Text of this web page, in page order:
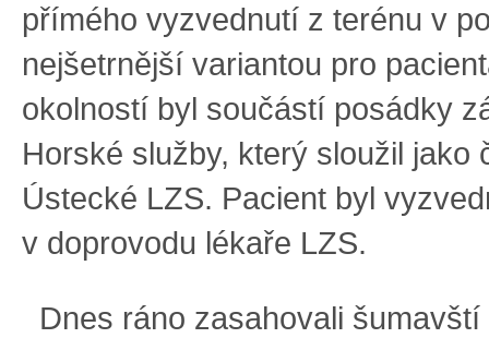
přímého vyzvednutí z terénu v
nejšetrnější variantou pro
okolností byl součástí posádky
Horské služby, který sloužil jako
Ústecké LZS. Pacient byl
v doprovodu lékaře LZS.
Dnes ráno zasahovali